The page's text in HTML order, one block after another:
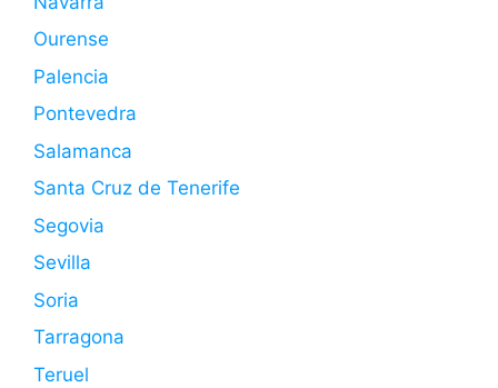
Ourense
Palencia
Pontevedra
Salamanca
Santa Cruz de Tenerife
Segovia
Sevilla
Soria
Tarragona
Teruel